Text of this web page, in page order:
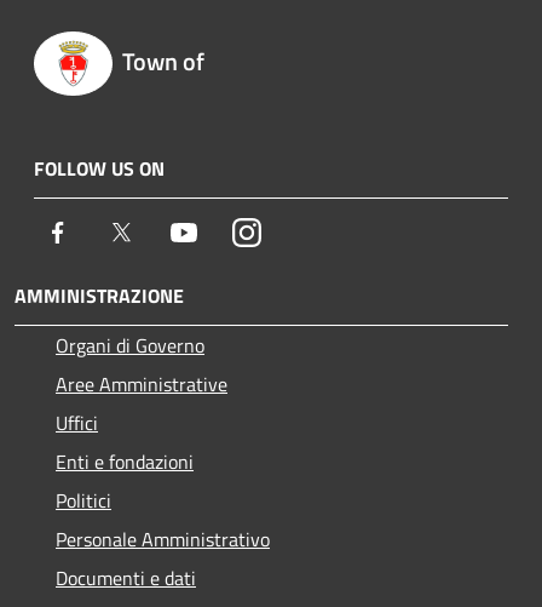
Town of
FOLLOW US ON
Facebook Twitter YoutubeInstagram
AMMINISTRAZIONE
Organi di Governo
Aree Amministrative
Uffici
Enti e fondazioni
Politici
Personale Amministrativo
Documenti e dati